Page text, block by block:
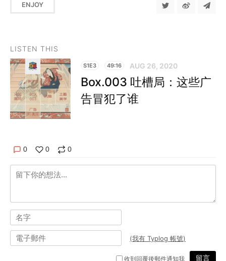
ENJOY
LISTEN THIS
S1E3 49:16 AUG 26, 2020
Box.003 吐槽局：这些广
告冒犯了谁